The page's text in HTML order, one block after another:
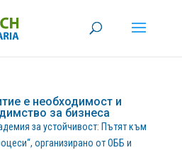
е необходимост и
за бизнеса
за устойчивост: Пътят към
организирано от ОББ и